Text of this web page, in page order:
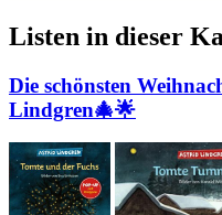
Listen in dieser
Die schönsten
Lindgren🎄🌟